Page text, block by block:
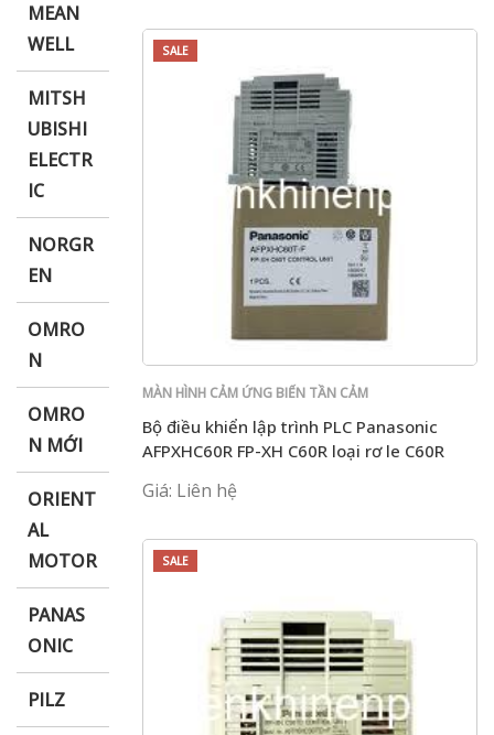
MEAN
WELL
MITSH
UBISHI
ELECTR
IC
NORGR
EN
OMRO
N
OMRO
N MỚI
ORIENT
AL
MOTOR
PANAS
ONIC
PILZ
SALE
MÀN HÌNH CẢM ỨNG BIẾN TẦN CẢM
Bộ điều khiển lập trình PLC Panasonic
AFPXHC60R FP-XH C60R loại rơ le C60R
Giá: Liên hệ
SALE